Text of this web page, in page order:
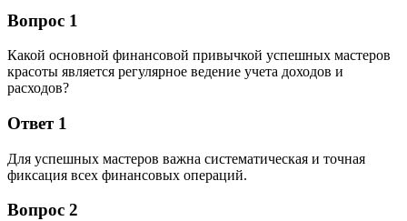
Вопрос 1
Какой основной финансовой привычкой успешных мастеров
красоты является регулярное ведение учета доходов и
расходов?
Ответ 1
Для успешных мастеров важна систематическая и точная
фиксация всех финансовых операций.
Вопрос 2